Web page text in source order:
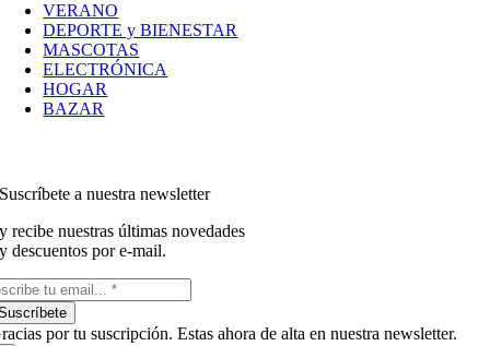
VERANO
DEPORTE y BIENESTAR
MASCOTAS
ELECTRÓNICA
HOGAR
BAZAR
Suscríbete a nuestra newsletter
y recibe nuestras últimas novedades
y descuentos por e-mail.
por tu suscripción. Estas ahora de alta en nuestra newsletter.